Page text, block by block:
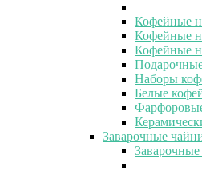
Кофейные
Кофейные
Кофейные
Наборы
Белые
Заварочные